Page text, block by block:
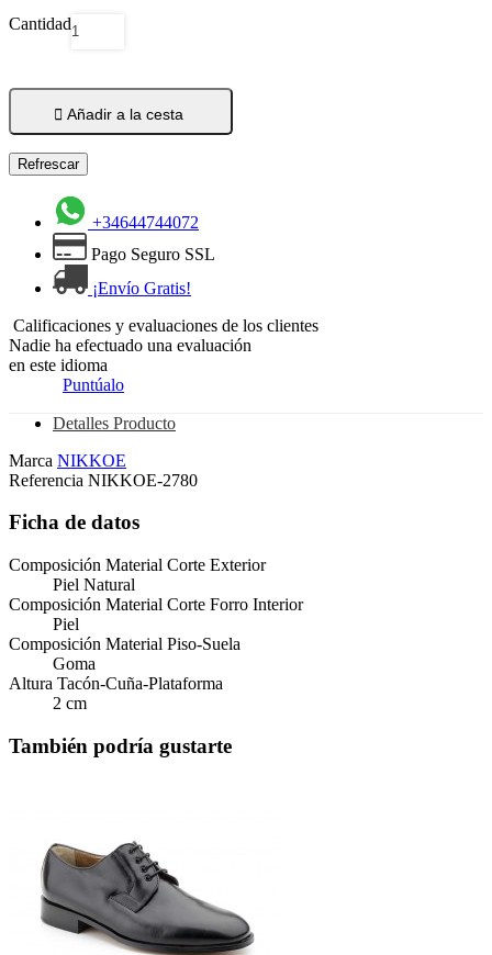
Cantidad
 Añadir a la cesta
+34644744072
Pago Seguro SSL
¡Envío Gratis!
Calificaciones y evaluaciones de los clientes
Nadie ha efectuado una evaluación
en este idioma
Puntúalo
Detalles Producto
Marca NIKKOE
Referencia NIKKOE-2780
Ficha de datos
Composición Material Corte Exterior
Piel Natural
Composición Material Corte Forro Interior
Piel
Composición Material Piso-Suela
Goma
Altura Tacón-Cuña-Plataforma
2 cm
También podría gustarte